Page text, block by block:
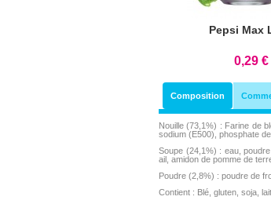
Pepsi Max
0,29 €
Composition
Nouille (73,1%) : Farine de
sodium (E500), phosphate
Soupe (24,1%) : eau,
ail, amidon de pomme de
Poudre (2,8%) : poudre de
Contient : Blé, gluten, soja,